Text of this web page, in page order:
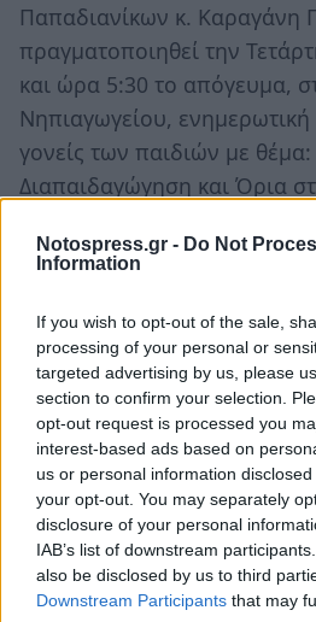
Notospress.gr - Do Not
Information
If you wish to opt-out of the sale,
processing of your personal or
targeted advertising by us, please
section to confirm your selection.
opt-out request is processed you
interest-based ads based on
us or personal information
your opt-out. You may separately
disclosure of your personal
IAB’s list of downstream
also be disclosed by us to third
Downstream Participants that may
Παπαδιανίκων κ. Καραγάνη
πραγματοποιηθεί την
και ώρα 5:30 το απόγευμα,
Νηπιαγωγείου,
γονείς των παιδιών με
Διαπαιδαγώγηση και Όρια
ηλικίας» με ομιλήτρια
Ιωάννα.
Σε συνεργασία με τον
τμήματος της
Παπαδοπούλου, θα
Αμφιθέατρο του
στη Σπάρτη, ομιλία
«Βασικές Ψυχιατρικές
28 Μαρτίου 2019 και ώρα